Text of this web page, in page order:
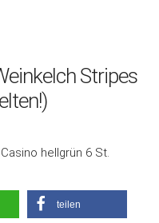
Stripes
hellgrün 6 St.
teilen